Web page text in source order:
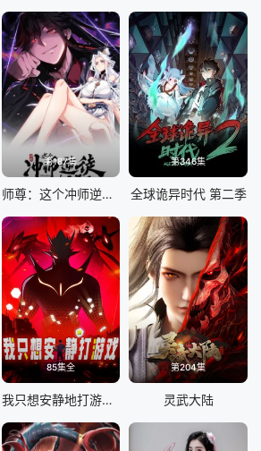
第187集
师尊：这个冲师逆徒才不是圣子 动态漫画
第346集
全球诡异时代 第二季
85集全
我只想安静地打游戏 动态漫画
第204集
灵武大陆